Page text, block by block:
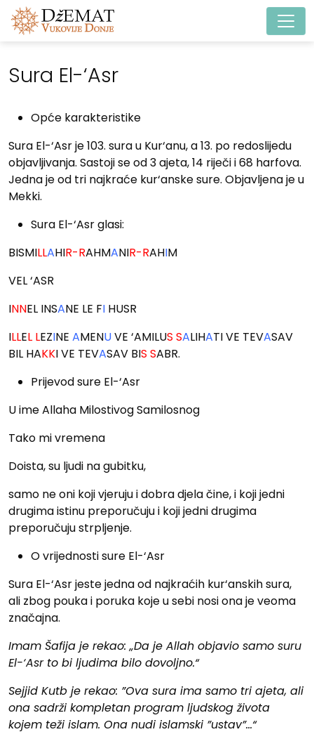
Main Navigation
Sura El-‘Asr
Opće karakteristike
Sura El-‘Asr je 103. sura u Kur‘anu, a 13. po redoslijedu
objavljivanja. Sastoji se od 3 ajeta, 14 riječi i 68 harfova.
Jedna je od tri najkraće kur‘anske sure. Objavljena je u
Mekki.
Sura El-‘Asr glasi:
BISMILLAHIR-RAHMANIR-RAHIM
VEL ‘ASR
INNEL INSANE LE FI HUSR
ILLEL LEZINE AMENUVE ‘AMILUS SALIHATI VE TEVASAV
BIL HAKKI VE TEVASAV BIS SABR.
Prijevod sure El-‘Asr
U ime Allaha Milostivog Samilosnog
Tako mi vremena
Doista, su ljudi na gubitku,
samo ne oni koji vjeruju i dobra djela čine, i koji jedni
drugima istinu preporučuju i koji jedni drugima
preporučuju strpljenje.
O vrijednosti sure El-‘Asr
Sura El-‘Asr jeste jedna od najkraćih kur‘anskih sura,
ali zbog pouka i poruka koje u sebi nosi ona je veoma
značajna.
Imam Šafija je rekao: „Da je Allah objavio samo suru
El-‘Asr to bi ljudima bilo dovoljno.“
Sejjid Kutb je rekao: ”Ova sura ima samo tri ajeta, ali
ona sadrži kompletan program ljudskog života
kojem teži islam. Ona nudi islamski ”ustav”…“